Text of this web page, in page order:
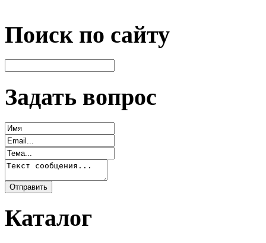
Поиск по сайту
Задать вопрос
Каталог